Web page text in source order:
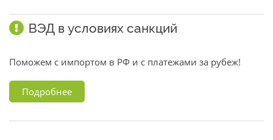
ВЭД в условиях санкций
Поможем с импортом в РФ и с платежами за рубеж!
Подробнее